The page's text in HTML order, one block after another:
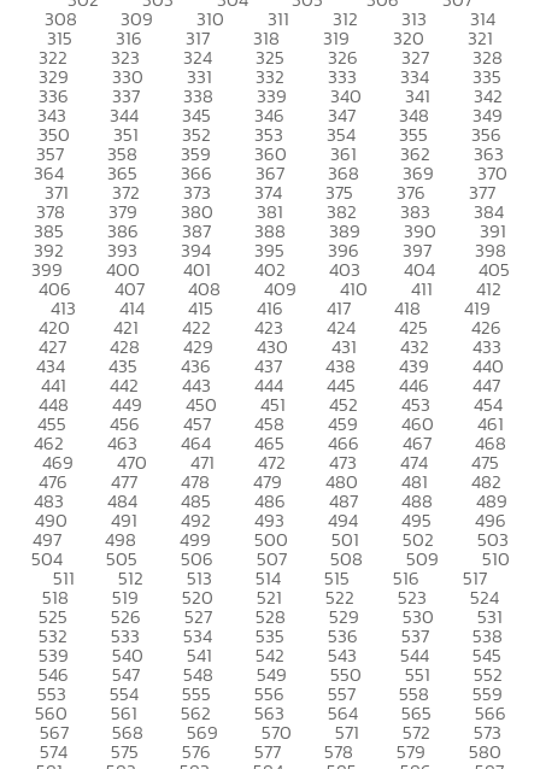
308 309 310 311 312 313 314
315 316 317 318 319 320 321
322 323 324 325 326 327 328
329 330 331 332 333 334 335
336 337 338 339 340 341 342
343 344 345 346 347 348 349
350 351 352 353 354 355 356
357 358 359 360 361 362 363
364 365 366 367 368 369 370
371 372 373 374 375 376 377
378 379 380 381 382 383 384
385 386 387 388 389 390 391
392 393 394 395 396 397 398
399 400 401 402 403 404 405
406 407 408 409 410 411 412
413 414 415 416 417 418 419
420 421 422 423 424 425 426
427 428 429 430 431 432 433
434 435 436 437 438 439 440
441 442 443 444 445 446 447
448 449 450 451 452 453 454
455 456 457 458 459 460 461
462 463 464 465 466 467 468
469 470 471 472 473 474 475
476 477 478 479 480 481 482
483 484 485 486 487 488 489
490 491 492 493 494 495 496
497 498 499 500 501 502 503
504 505 506 507 508 509 510
511 512 513 514 515 516 517
518 519 520 521 522 523 524
525 526 527 528 529 530 531
532 533 534 535 536 537 538
539 540 541 542 543 544 545
546 547 548 549 550 551 552
553 554 555 556 557 558 559
560 561 562 563 564 565 566
567 568 569 570 571 572 573
574 575 576 577 578 579 580